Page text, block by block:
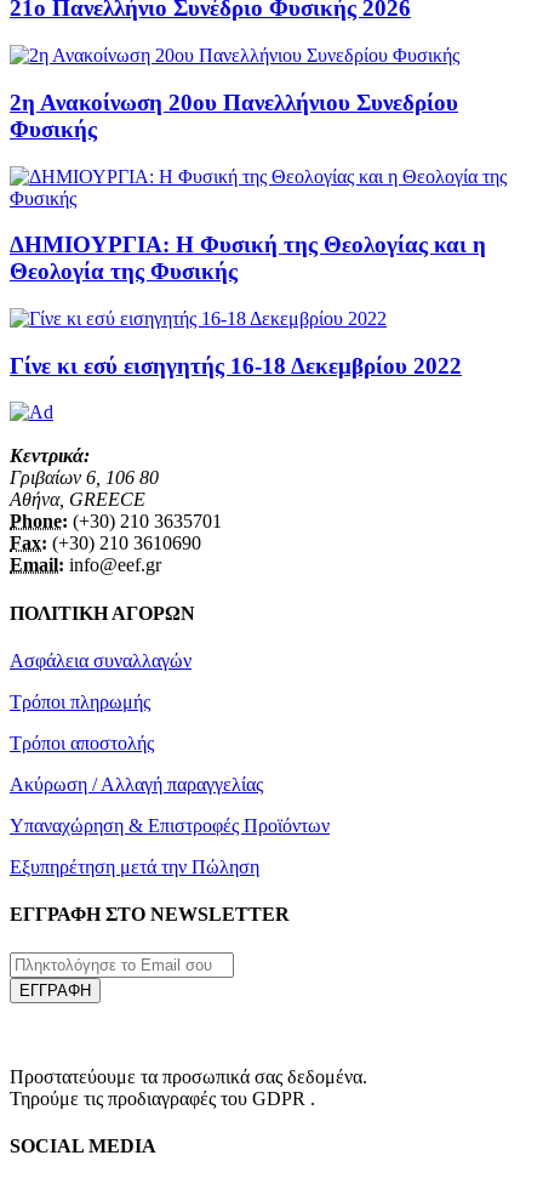
21ο Πανελλήνιο Συνέδριο Φυσικής 2026
2η Ανακοίνωση 20ου Πανελλήνιου Συνεδρίου
Φυσικής
ΔΗΜΙΟΥΡΓΙΑ: Η Φυσική της Θεολογίας και η
Θεολογία της Φυσικής
Γίνε κι εσύ εισηγητής 16-18 Δεκεμβρίου 2022
Κεντρικά:
Γριβαίων 6, 106 80
Αθήνα, GREECE
Phone: (+30) 210 3635701
Fax: (+30) 210 3610690
Email: info@eef.gr
ΠΟΛΙΤΙΚΗ ΑΓΟΡΩΝ
Ασφάλεια συναλλαγών
Τρόποι πληρωμής
Τρόποι αποστολής
Ακύρωση / Αλλαγή παραγγελίας
Υπαναχώρηση & Επιστροφές Προϊόντων
Εξυπηρέτηση μετά την Πώληση
ΕΓΓΡΑΦΗ ΣΤΟ NEWSLETTER
ΕΓΓΡΑΦΗ
Προστατεύουμε τα προσωπικά σας δεδομένα.
Τηρούμε τις προδιαγραφές του GDPR .
SOCIAL MEDIA